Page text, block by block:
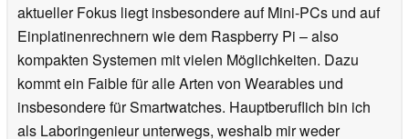
aktueller Fokus liegt insbesondere auf Mini-PCs und auf
Einplatinenrechnern wie dem Raspberry Pi – also
kompakten Systemen mit vielen Möglichkeiten. Dazu
kommt ein Faible für alle Arten von Wearables und
insbesondere für Smartwatches. Hauptberuflich bin ich
als Laboringenieur unterwegs, weshalb mir weder